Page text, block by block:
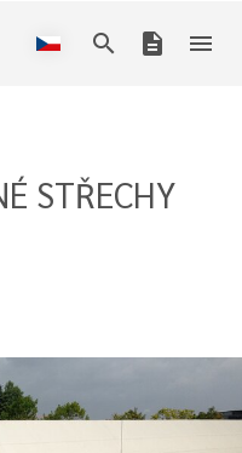
search description menu
STŘECHY